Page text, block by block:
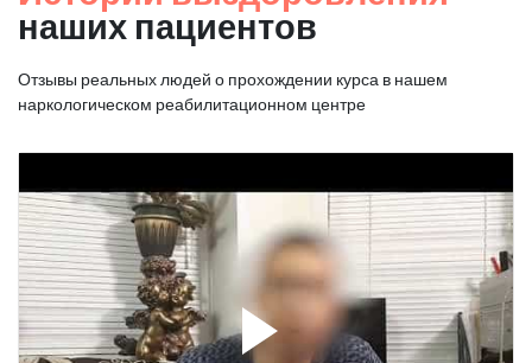
наших пациентов
Отзывы реальных людей о прохождении курса в нашем
наркологическом реабилитационном центре